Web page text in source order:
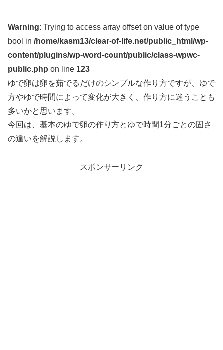
Warning: Trying to access array offset on value of type
bool in /home/kasm13/clear-of-life.net/public_html/wp-
content/plugins/wp-word-count/public/class-wpwc-
public.php on line 123
ゆで卵は卵を茹でるだけのシンプルな作り方ですが、ゆで
方やゆで時間によって変化が大きく、作り方に迷うことも
多いかと思います。
今回は、基本のゆで卵の作り方とゆで時間1分ごとの固さ
の違いを解説します。
スポンサーリンク